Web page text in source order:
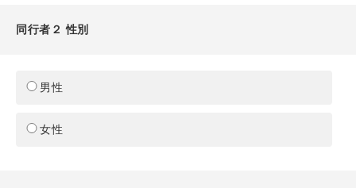
同行者２ 性別
男性
女性